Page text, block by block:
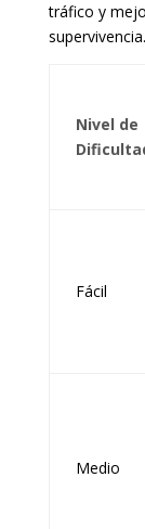
tráfico y
supervivencia.
Nivel de
Fácil
Medio